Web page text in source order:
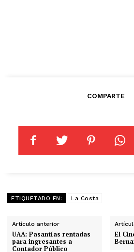
COMPARTE
ETIQUETADO EN: La Costa
Artículo anterior
UAA: Pasantías rentadas
para ingresantes a
Contador Público
El